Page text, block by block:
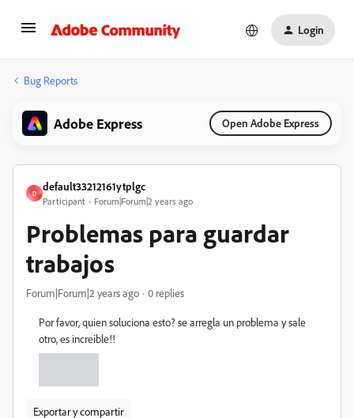
Login
Bug Reports
Adobe Express Open Adobe Express
D
default33212161ytplgc
Participant Forum|Forum|2 years ago
Problemas para guardar
trabajos
Forum|Forum|2 years ago 0 replies
Por favor, quien soluciona esto? se arregla un problema y sale
otro, es increible!!
Exportar y compartir